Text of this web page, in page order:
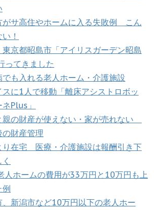
がサ高住やホームに入る失敗例 こん
！
京都昭島市「アイリスガーデン昭島
ってきました
も入れる老人ホーム・介護施設
に1人で移動「離床アシストロボッ
Plus」
親の財産が使えない・家が売れない
財産管理
り在宅 医療・介護施設は報酬引き下
人ホームの費用が33万円と10万円も上
例
、新潟市など10万円以下の老人ホー